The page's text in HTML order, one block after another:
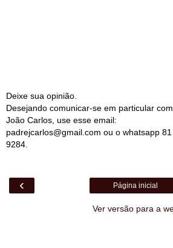
Deixe sua opinião.
Desejando comunicar-se em particular
João Carlos, use esse email:
padrejcarlos@gmail.com ou o whatsapp
9284.
‹ Página inicial
Ver versão para a